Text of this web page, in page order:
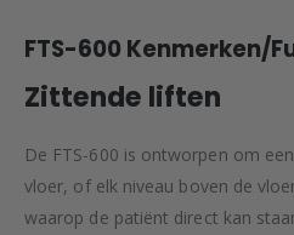
FTS-600 Kenmerken/
Zittende liften
De FTS-600 is ontworpen om
vloer, of elk niveau boven de
waarop de patiënt direct kan